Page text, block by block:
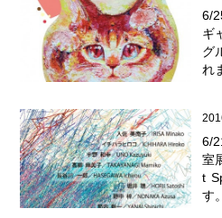
6/
ギ
グ
れ
6/
室
t
す。